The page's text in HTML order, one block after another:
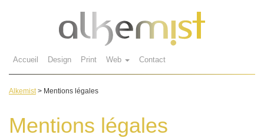
Accueil Design Print Web Contact
Alkemist> Mentions légales
Mentions légales